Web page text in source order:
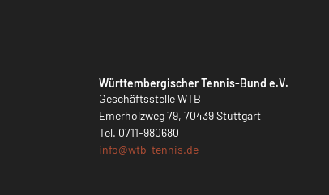
Württembergischer Tennis-Bund e.V.
Geschäftsstelle WTB
Emerholzweg 79, 70439 Stuttgart
Tel. 0711-980680
info@wtb-tennis.de